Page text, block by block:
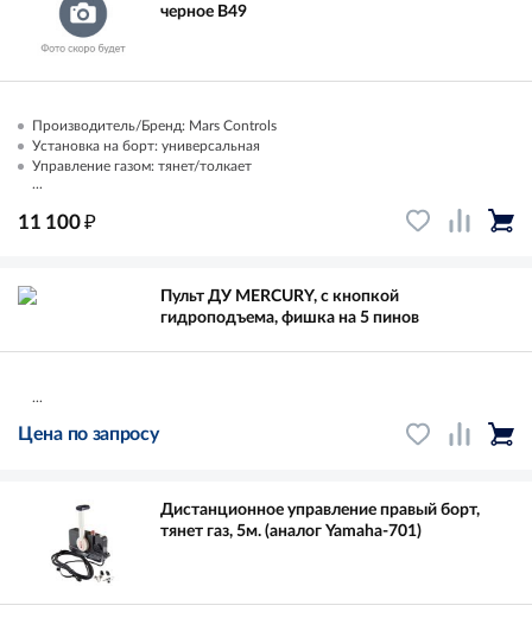
черное B49
Производитель/Бренд: Mars Controls
Установка на борт: универсальная
Управление газом: тянет/толкает
...
11 100₽
Пульт ДУ MERCURY, с кнопкой
гидроподъема, фишка на 5 пинов
...
Цена по запросу
Дистанционное управление правый борт,
тянет газ, 5м. (аналог Yamaha-701)